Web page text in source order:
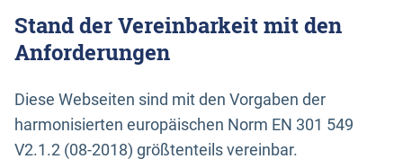
Stand der Vereinbarkeit mit den
Anforderungen
Diese Webseiten sind mit den Vorgaben der
harmonisierten europäischen Norm EN 301 549
V2.1.2 (08-2018) größtenteils vereinbar.